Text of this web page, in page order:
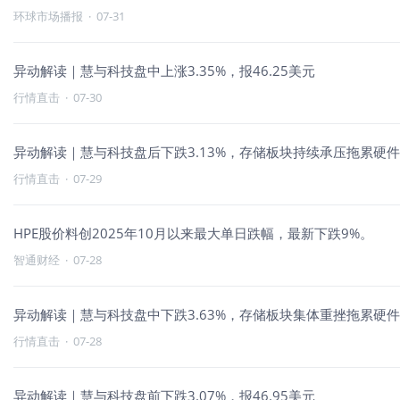
环球市场播报 · 07-31
异动解读｜慧与科技盘中上涨3.35%，报46.25美元
行情直击 · 07-30
异动解读｜慧与科技盘后下跌3.13%，存储板块持续承压拖累硬
行情直击 · 07-29
HPE股价料创2025年10月以来最大单日跌幅，最新下跌9%。
智通财经 · 07-28
异动解读｜慧与科技盘中下跌3.63%，存储板块集体重挫拖累硬
行情直击 · 07-28
异动解读｜慧与科技盘前下跌3.07%，报46.95美元